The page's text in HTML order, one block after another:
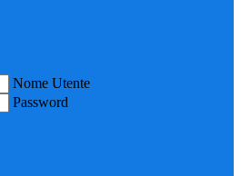
Nome Utente
Password